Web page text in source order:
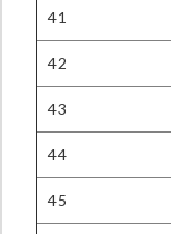
41
42
43
44
45